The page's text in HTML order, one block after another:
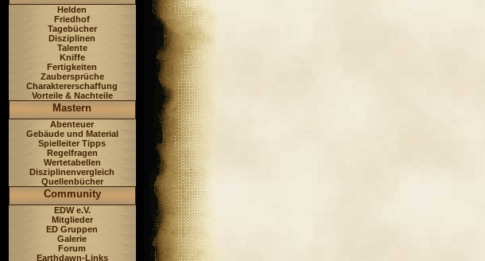
Helden
Friedhof
Tagebücher
Disziplinen
Talente
Kniffe
Fertigkeiten
Zaubersprüche
Charaktererschaffung
Vorteile & Nachteile
Mastern
Abenteuer
Gebäude und Material
Spielleiter Tipps
Regelfragen
Wertetabellen
Disziplinenvergleich
Quellenbücher
Community
EDW e.V.
Mitglieder
ED Gruppen
Galerie
Forum
Earthdawn-Links